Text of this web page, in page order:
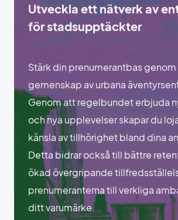
Utveckla ett nätverk av
för stadsupptäckter
Stärk din prenumerantbas
gemenskap av urbana
Genom att regelbundet erbjuda
och nya upplevelser skapar du
känsla av tillhörighet bland dina
Detta bidrar också till bättre
ökad övergripande
prenumeranterna till verkliga
ditt varumärke.